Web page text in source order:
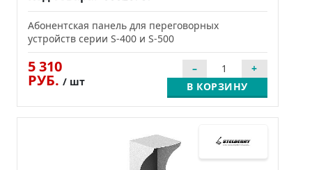
Абонентская панель для переговорных
устройств серии S-400 и S-500
5 310
РУБ. / шт В КОРЗИНУ